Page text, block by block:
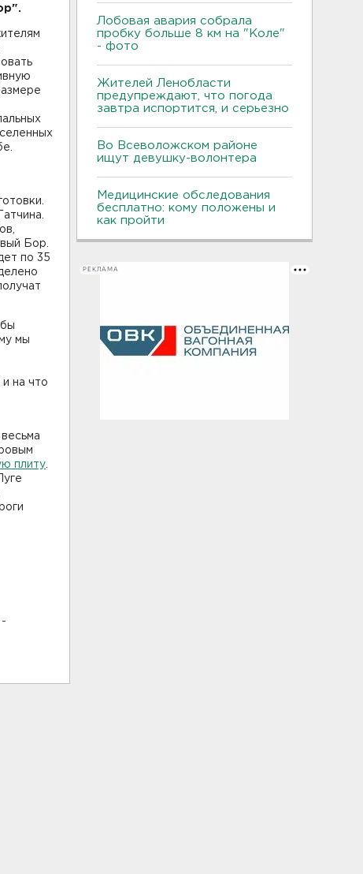
Бор.
по 35
мы
на что
плиту
-
Лобовая авария собрала
пробку больше 8 км на "Коле"
- фото
Жителей Ленобласти
предупреждают, что погода
завтра испортится, и серьезно
Во Всеволожском районе
ищут девушку-волонтера
Медицинские обследования
бесплатно: кому положены и
как пройти
РЕКЛАМА